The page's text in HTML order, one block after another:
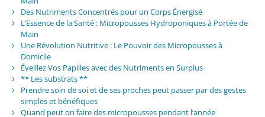
Des Nutriments Concentrés pour un Corps Énergisé
L’Essence de la Santé : Micropousses Hydroponiques à Portée de
Main
Une Révolution Nutritive : Le Pouvoir des Micropousses à
Domicile
Éveillez Vos Papilles avec des Nutriments en Surplus
** Les substrats **
Prendre soin de soi et de ses proches peut passer par des gestes
simples et bénéfiques
Quand peut on faire des micropousses pendant l’année